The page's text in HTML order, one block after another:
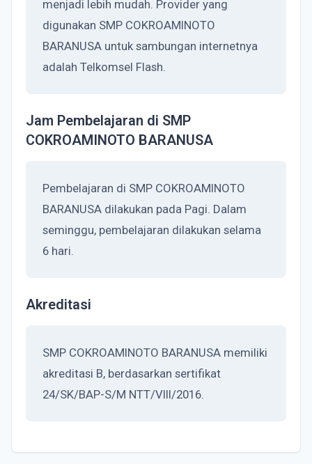
menjadi lebih mudah. Provider yang
digunakan SMP COKROAMINOTO
BARANUSA untuk sambungan internetnya
adalah Telkomsel Flash.
Jam Pembelajaran di SMP
COKROAMINOTO BARANUSA
Pembelajaran di SMP COKROAMINOTO
BARANUSA dilakukan pada Pagi. Dalam
seminggu, pembelajaran dilakukan selama
6 hari.
Akreditasi
SMP COKROAMINOTO BARANUSA memiliki
akreditasi B, berdasarkan sertifikat
24/SK/BAP-S/M NTT/VIII/2016.